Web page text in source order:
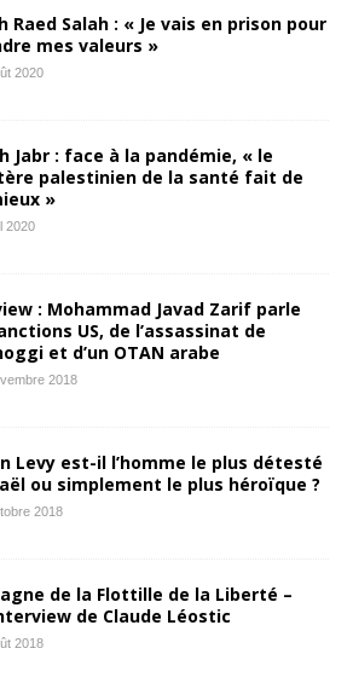
Raed Salah : « Je vais en prison pour
mes valeurs »
2020
Jabr : face à la pandémie, « le
palestinien de la santé fait de
»
2020
: Mohammad Javad Zarif parle
US, de l’assassinat de
et d’un OTAN arabe
2018
Levy est-il l’homme le plus détesté
ou simplement le plus héroïque ?
2018
de la Flottille de la Liberté –
de Claude Léostic
2018